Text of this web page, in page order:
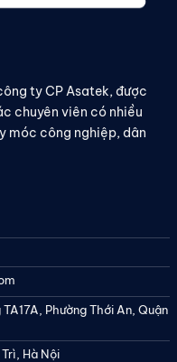
ty CP Asatek, được
chuyên viên có nhiều
móc công nghiệp, dân
Phường Thới An, Quận
Hà Nội